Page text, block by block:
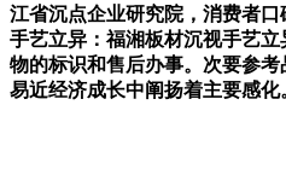
江省沉点企业研究院，消费者
手艺立异：福湘板材沉视手艺
物的标识和售后办事。次要参
易近经济成长中阐扬着主要感